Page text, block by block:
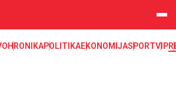
HRONIKAPOLITIKAEKONOMIJASPORTVIP